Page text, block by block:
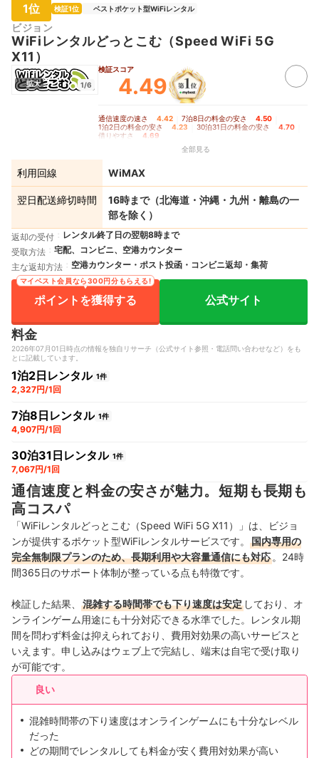
1位 検証1位 ベストポケット型WiFiレンタル
ビジョン
WiFiレンタルどっとこむ（Speed WiFi 5G
X11）
拡大 1/6
検証スコア
4.49
通信速度の速さ 4.42 7泊8日の料金の安さ 4.50
1泊2日の料金の安さ 4.23 30泊31日の料金の安さ 4.70
借りやすさ
4.69
全部見る
利用回線 WiMAX
翌日配送締切時間
16時まで（北海道・沖縄・九州・離島の一
部を除く）
返却の受付
レンタル終了日の翌朝8時まで
受取方法
宅配、コンビニ、空港カウンター
主な返却方法
空港カウンター・ポスト投函・コンビニ返却・集荷
ポイントを獲得する
マイベスト会員なら300円分もらえる!
公式サイト
料金
2026年07月01日時点の情報を独自リサーチ（公式サイト参照・電話問い合わせなど）をも
とに記載しています。
1泊2日レンタル 1件
2,327円/1回
7泊8日レンタル 1件
4,907円/1回
30泊31日レンタル 1件
7,067円/1回
通信速度と料金の安さが魅力。短期も長期も
高コスパ
「WiFiレンタルどっとこむ（Speed WiFi 5G X11）」は、ビジョ
ンが提供するポケット型WiFiレンタルサービスです。
国内専用の
完全無制限プランのため、長期利用や大容量通信にも対応 。24時
間365日のサポート体制が整っている点も特徴です。
検証した結果、 混雑する時間帯でも下り速度は安定 しており、オ
ンラインゲーム用途にも十分対応できる水準でした。レンタル期
間を問わず料金は抑えられており、費用対効果の高いサービスと
いえます。申し込みはウェブ上で完結し、端末は自宅で受け取り
が可能です。
良い
混雑時間帯の下り速度はオンラインゲームにも十分なレベル
だった
どの期間でレンタルしても料金が安く費用対効果が高い